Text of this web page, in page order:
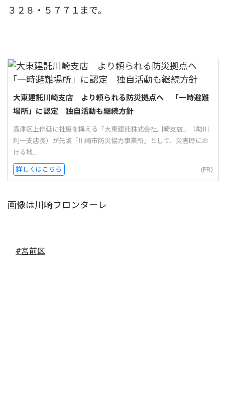
３２８・５７７１まで。
大東建託川崎支店 より頼られる防災拠点へ 「一時避難
場所」に認定 独自活動も継続方針
高津区上作延に社屋を構える「大東建託株式会社川崎支店」（助川
利一支店長）が先頃「川崎市防災協力事業所」として、災害時にお
ける地...
詳しくはこちら (PR)
画像は川崎フロンターレ
#宮前区